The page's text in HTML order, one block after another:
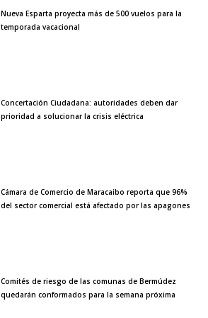
Nueva Esparta proyecta más de 500 vuelos para la
temporada vacacional
Concertación Ciudadana: autoridades deben dar
prioridad a solucionar la crisis eléctrica
Cámara de Comercio de Maracaibo reporta que 96%
del sector comercial está afectado por las apagones
Comités de riesgo de las comunas de Bermúdez
quedarán conformados para la semana próxima